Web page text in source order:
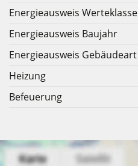
Energieausweis Werteklasse
Energieausweis Baujahr
Energieausweis Gebäudeart
Heizung
Befeuerung